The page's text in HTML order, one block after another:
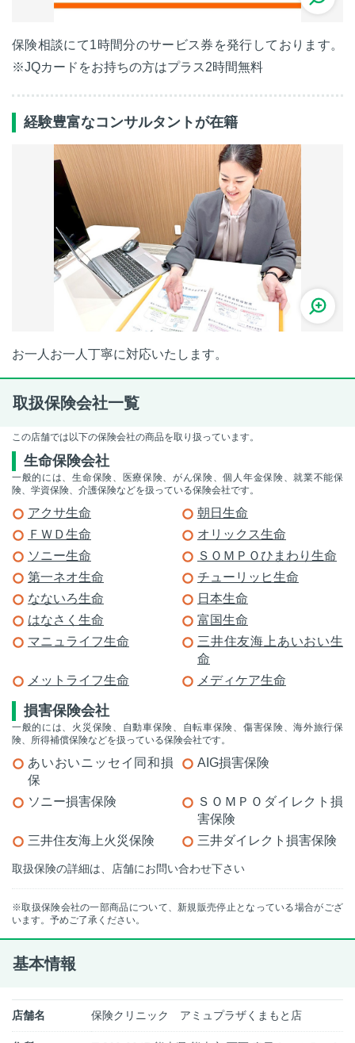
保険相談にて1時間分のサービス券を発行しております。
※JQカードをお持ちの方はプラス2時間無料
経験豊富なコンサルタントが在籍
お一人お一人丁寧に対応いたします。
取扱保険会社一覧
この店舗では以下の保険会社の商品を取り扱っています。
生命保険会社
一般的には、生命保険、医療保険、がん保険、個人年金保険、就業不能保
険、学資保険、介護保険などを扱っている保険会社です。
アクサ生命
朝日生命
ＦＷＤ生命
オリックス生命
ソニー生命
ＳＯＭＰＯひまわり生命
第一ネオ生命
チューリッヒ生命
なないろ生命
日本生命
はなさく生命
富国生命
マニュライフ生命
三井住友海上あいおい生
命
メットライフ生命
メディケア生命
損害保険会社
一般的には、火災保険、自動車保険、自転車保険、傷害保険、海外旅行保
険、所得補償保険などを扱っている保険会社です。
あいおいニッセイ同和損
保
AIG損害保険
ソニー損害保険
ＳＯＭＰＯダイレクト損
害保険
三井住友海上火災保険
三井ダイレクト損害保険
取扱保険の詳細は、店舗にお問い合わせ下さい
※取扱保険会社の一部商品について、新規販売停止となっている場合がござ
います。予めご了承ください。
基本情報
店舗名 保険クリニック アミュプラザくまもと店